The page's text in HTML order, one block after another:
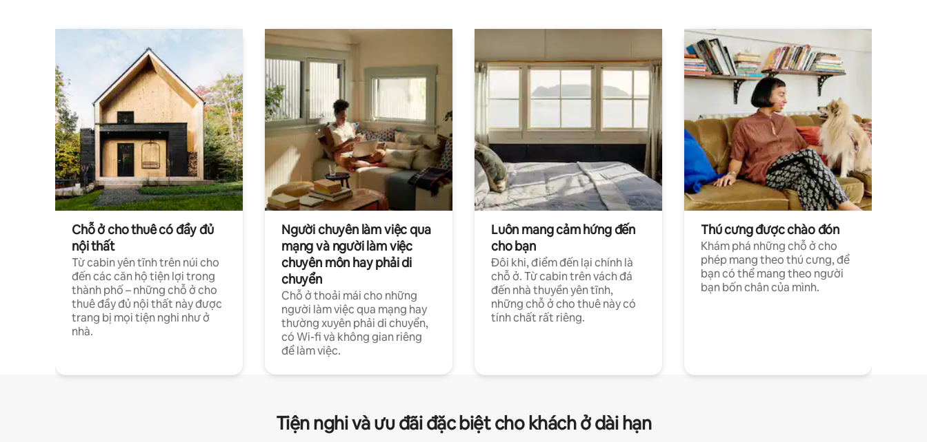
Chỗ ở cho thuê có đầy đủ
nội thất
Từ cabin yên tĩnh trên núi cho
đến các căn hộ tiện lợi trong
thành phố – những chỗ ở cho
thuê đầy đủ nội thất này được
trang bị mọi tiện nghi như ở
nhà.
Người chuyên làm việc qua
mạng và người làm việc
chuyên môn hay phải di
chuyển
Chỗ ở thoải mái cho những
người làm việc qua mạng hay
thường xuyên phải di chuyển,
có Wi-fi và không gian riêng
để làm việc.
Luôn mang cảm hứng đến
cho bạn
Đôi khi, điểm đến lại chính là
chỗ ở. Từ cabin trên vách đá
đến nhà thuyền yên tĩnh,
những chỗ ở cho thuê này có
tính chất rất riêng.
Thú cưng được chào đón
Khám phá những chỗ ở cho
phép mang theo thú cưng, để
bạn có thể mang theo người
bạn bốn chân của mình.
Tiện nghi và ưu đãi đặc biệt cho khách ở dài hạn